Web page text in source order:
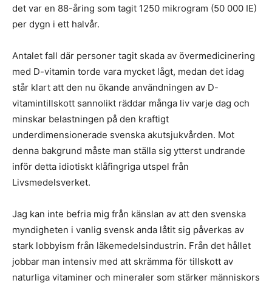
det var en 88-åring som tagit 1250 mikrogram (50 000 IE)
per dygn i ett halvår.
Antalet fall där personer tagit skada av övermedicinering
med D-vitamin torde vara mycket lågt, medan det idag
står klart att den nu ökande användningen av D-
vitamintillskott sannolikt räddar många liv varje dag och
minskar belastningen på den kraftigt
underdimensionerade svenska akutsjukvården. Mot
denna bakgrund måste man ställa sig ytterst undrande
inför detta idiotiskt klåfingriga utspel från
Livsmedelsverket.
Jag kan inte befria mig från känslan av att den svenska
myndigheten i vanlig svensk anda låtit sig påverkas av
stark lobbyism från läkemedelsindustrin. Från det hållet
jobbar man intensiv med att skrämma för tillskott av
naturliga vitaminer och mineraler som stärker människors